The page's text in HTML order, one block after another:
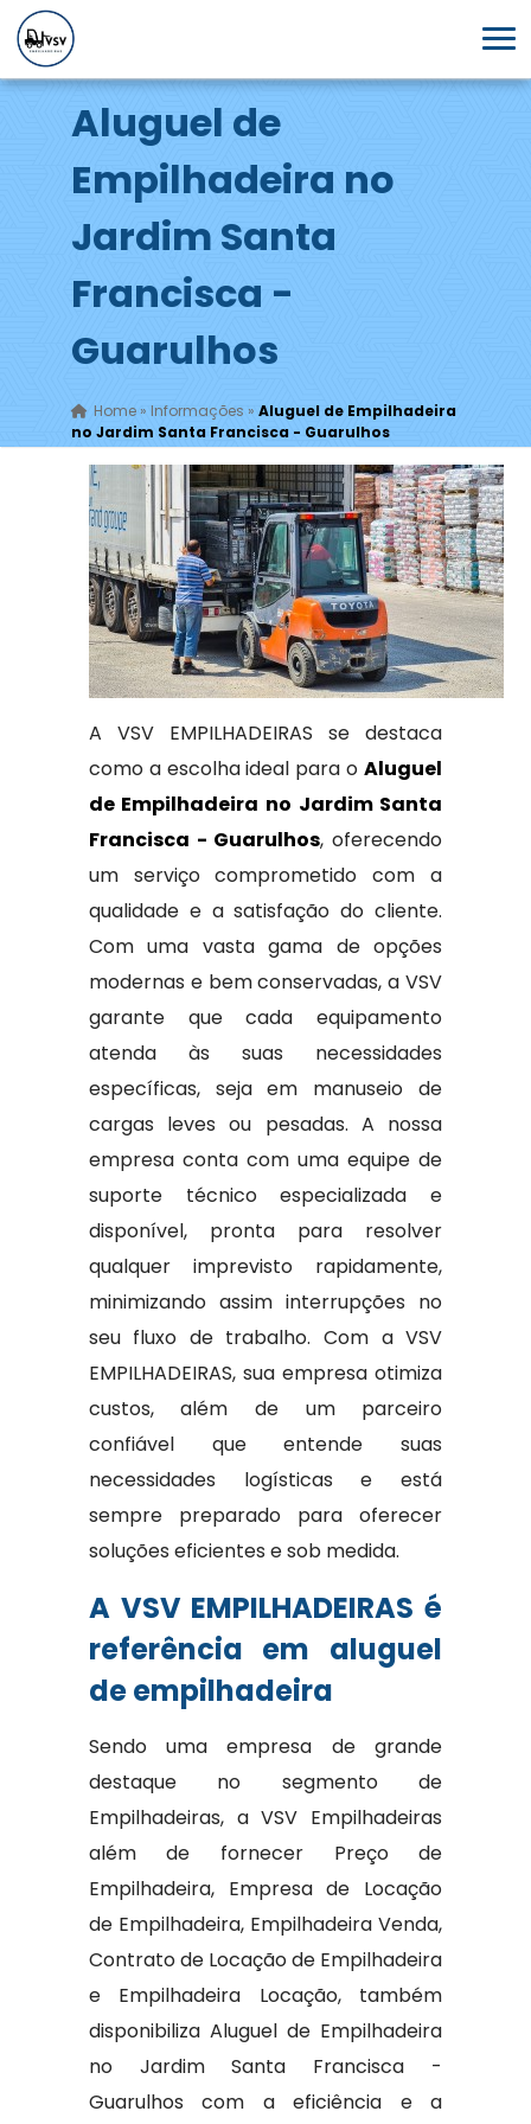
Aluguel de
Empilhadeira no
Jardim Santa
Francisca -
Guarulhos
Home» Informações » Aluguel de Empilhadeira
no Jardim Santa Francisca - Guarulhos
A VSV EMPILHADEIRAS se destaca
como a escolha ideal para oAluguel
de Empilhadeira no Jardim Santa
Francisca - Guarulhos, oferecendo
um serviço comprometido com a
qualidade e a satisfação do cliente.
Com uma vasta gama de opções
modernas e bem conservadas, a VSV
garante que cada equipamento
atenda às suas necessidades
específicas, seja em manuseio de
cargas leves ou pesadas. A nossa
empresa conta com uma equipe de
suporte técnico especializada e
disponível, pronta para resolver
qualquer imprevisto rapidamente,
minimizando assim interrupções no
seu fluxo de trabalho. Com a VSV
EMPILHADEIRAS, sua empresa otimiza
custos, além de um parceiro
confiável que entende suas
necessidades logísticas e está
sempre preparado para oferecer
soluções eficientes e sob medida.
A VSV EMPILHADEIRAS é
referência em aluguel
de empilhadeira
Sendo uma empresa de grande
destaque no segmento de
Empilhadeiras, a VSV Empilhadeiras
além de fornecer Preço de
Empilhadeira, Empresa de Locação
de Empilhadeira, Empilhadeira Venda,
Contrato de Locação de Empilhadeira
e Empilhadeira Locação, também
disponibiliza Aluguel de Empilhadeira
no Jardim Santa Francisca -
Guarulhos com a eficiência e a